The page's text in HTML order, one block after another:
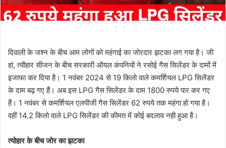
दिवाली के जश्न के बीच आम लोगों को महंगाई का जोरदार झटका लग गया है। जी
हां, त्यौहार सीजन के बीच सरकारी ऑयल कंपनियों ने रसोई गैस सिलेंडर के दामों में
इजाफा कर दिया है। 1 नवंबर 2024 से 19 किलो वाले कमर्शियल LPG सिलेंडर
के दाम बढ़ गए हैं। अब इस LPG गैस सिलेंडर के दाम 1800 रुपये पार कर गए
हैं। 1 नवंबर से कमर्शियल एलपीजी गैस सिलेंडर 62 रुपये तक महंगा हो गया है।
वहीं 14.2 किलो वाले LPG सिलेंडर की कीमत में कोई बदलाव नही हुआ है।
त्योहार के बीच जोर का झटका